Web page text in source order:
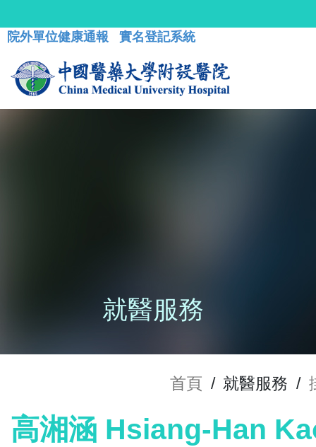
院外單位健康通報 實名登記系統
就醫服務
首頁 / 就醫服務 /
高湘涵 Hsiang-Han